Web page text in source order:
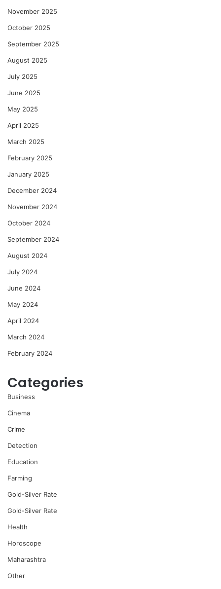
November 2025
October 2025
September 2025
August 2025
July 2025
June 2025
May 2025
April 2025
March 2025
February 2025
January 2025
December 2024
November 2024
October 2024
September 2024
August 2024
July 2024
June 2024
May 2024
April 2024
March 2024
February 2024
Categories
Business
Cinema
Crime
Detection
Education
Farming
Gold-Silver Rate
Gold-Silver Rate
Health
Horoscope
Maharashtra
Other